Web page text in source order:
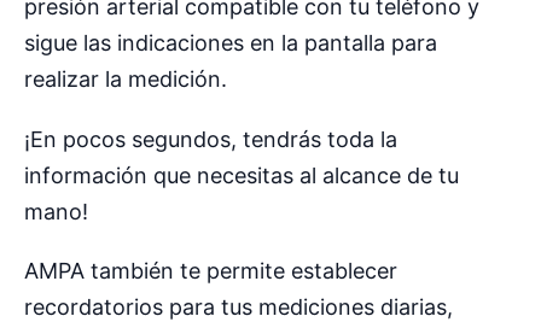
presión arterial compatible con tu teléfono y
sigue las indicaciones en la pantalla para
realizar la medición.
¡En pocos segundos, tendrás toda la
información que necesitas al alcance de tu
mano!
AMPA también te permite establecer
recordatorios para tus mediciones diarias,